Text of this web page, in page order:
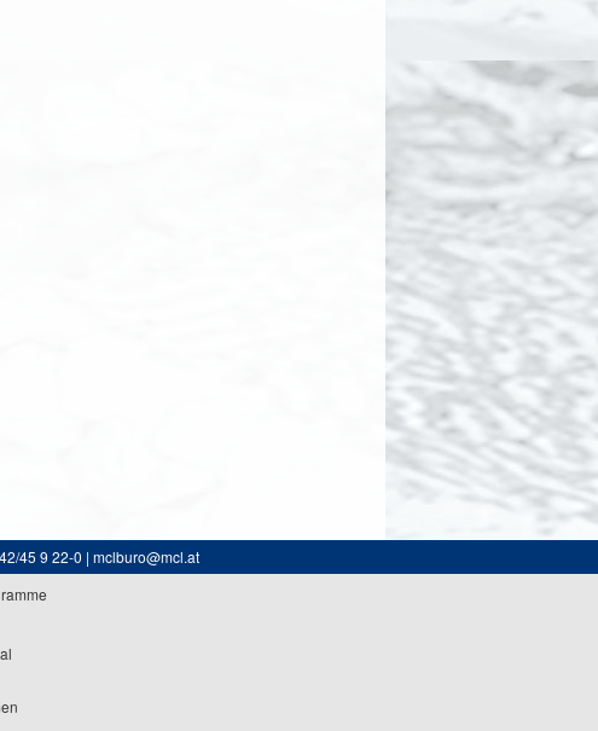
45 9 22-0 | mclburo@mcl.at